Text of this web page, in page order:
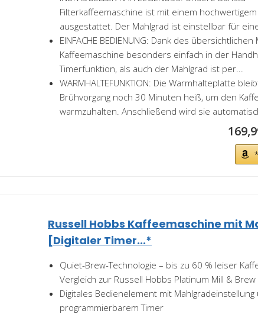
Filterkaffeemaschine ist mit einem
ausgestattet. Der Mahlgrad ist einstellbar für
EINFACHE BEDIENUNG: Dank des
Kaffeemaschine besonders einfach in der
Timerfunktion, als auch der Mahlgrad ist per...
WARMHALTEFUNKTION: Die Warmhalteplatte
Brühvorgang noch 30 Minuten heiß, um den
warmzuhalten. Anschließend wird sie
Russell Hobbs Kaffeemaschine mit
[Digitaler Timer...*
Quiet-Brew-Technologie – bis zu 60 % leiser
Vergleich zur Russell Hobbs Platinum Mill &
Digitales Bedienelement mit Mahlgradeinstellung
programmierbarem Timer